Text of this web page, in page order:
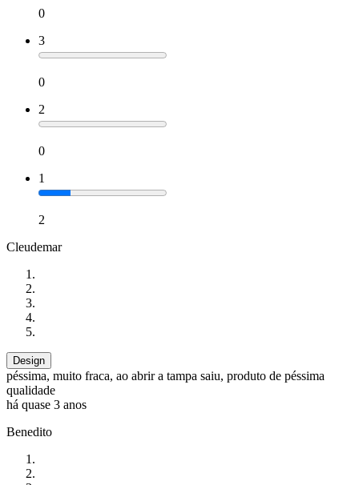
0
3
0
2
0
1
2
Cleudemar
Design
péssima, muito fraca, ao abrir a tampa saiu, produto de péssima
qualidade
há quase 3 anos
Benedito